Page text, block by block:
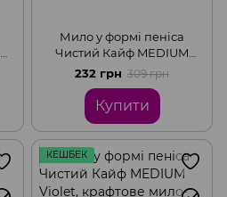
Мило у формі пеніса
Чистий Кайф MEDIUM
Green, крафтове мило-
член, натуральне
232 грн 309 грн
Купити
КЕШБЕК